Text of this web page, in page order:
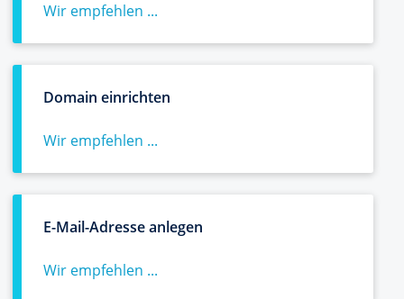
Wir empfehlen ...
Domain einrichten
Wir empfehlen ...
E-Mail-Adresse anlegen
Wir empfehlen ...